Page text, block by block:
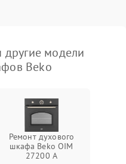
модели
Beko
Ремонт духового
шкафа Beko OIM
27200 A